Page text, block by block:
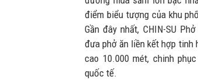
điểm biểu tượng của khu
Gần đây nhất, CHIN-SU
đưa phở ăn liền kết hợp tinh
cao 10.000 mét, chinh
quốc tế.